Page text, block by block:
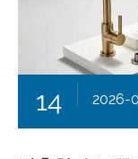
14 2026-